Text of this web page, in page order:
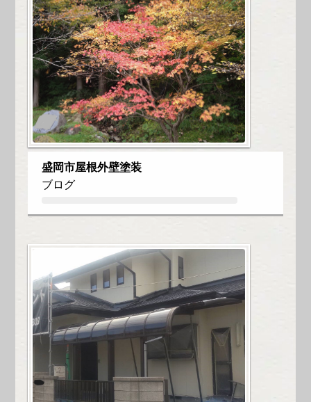
盛岡市屋根外壁塗装
ブログ